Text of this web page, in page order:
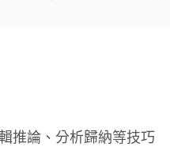
推論、分析歸納等技巧